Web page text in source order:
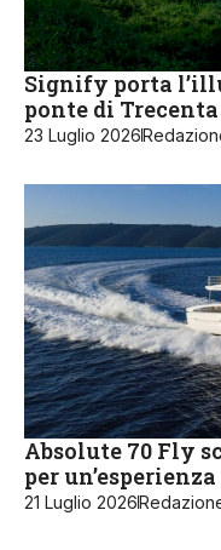
Signify porta
ponte di Trecenta
23 Luglio 2026
Absolute 70 Fly
per
21 Luglio 2026